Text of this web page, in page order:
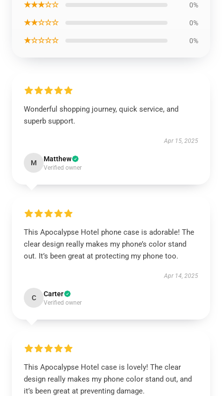
★★★☆☆ 0%
★★☆☆☆ 0%
★☆☆☆☆ 0%
Wonderful shopping journey, quick service, and
superb support.
Apr 15, 2025
M Matthew
Verified owner
This Apocalypse Hotel phone case is adorable! The
clear design really makes my phone’s color stand
out. It’s been great at protecting my phone too.
Apr 14, 2025
C Carter
Verified owner
This Apocalypse Hotel case is lovely! The clear
design really makes my phone color stand out, and
it’s been great at preventing damage.